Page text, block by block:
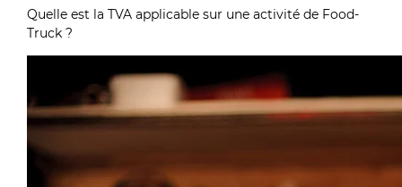
Quelle est la TVA applicable sur une activité de Food-
Truck ?